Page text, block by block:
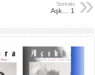
Sonraki
Aşk… 1